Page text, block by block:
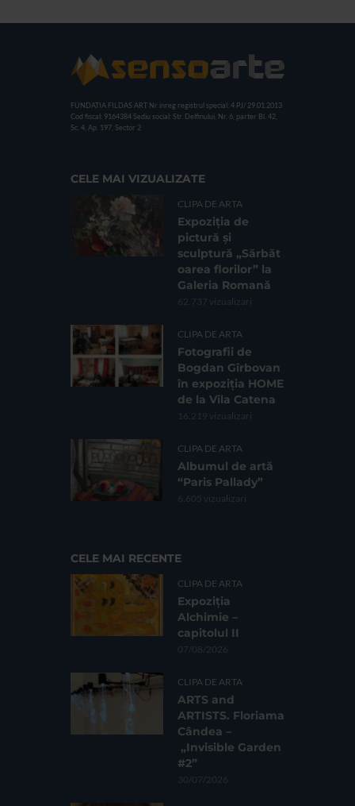
FUNDATIA FILDAS ART Nr inreg registrul special: 4 PJ/ 29.01.2013
Cod fiscal: 9164384 Sediu social: Str. Delfinului, Nr. 6, parter Bl. 42,
Sc. 4, Ap. 197, Sector 2
CELE MAI VIZUALIZATE
CLIPA DE ARTA
Expoziția de
pictură și
sculptură „Sărbăt
oarea florilor” la
Galeria Romană
62.737 vizualizari
CLIPA DE ARTA
Fotografii de
Bogdan Gîrbovan
în expoziția HOME
de la Vila Catena
16.219 vizualizari
CLIPA DE ARTA
Albumul de artă
“Paris Pallady”
6.605 vizualizari
CELE MAI RECENTE
CLIPA DE ARTA
Expoziția
Alchimie –
capitolul II
07/08/2026
CLIPA DE ARTA
ARTS and
ARTISTS. Floriama
Cândea –
„Invisible Garden
#2”
30/07/2026